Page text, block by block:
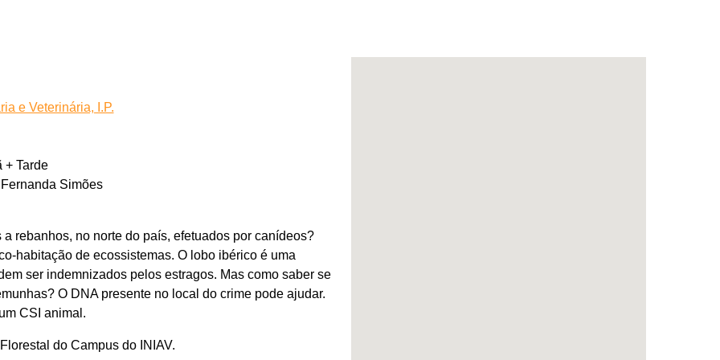
e Veterinária, I.P.
Tarde
Simões
rebanhos, no norte do país, efetuados por canídeos?
habitação de ecossistemas. O lobo ibérico é uma
ser indemnizados pelos estragos. Mas como saber se
O DNA presente no local do crime pode ajudar.
CSI animal.
do Campus do INIAV.